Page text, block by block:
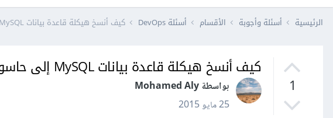
الرئيسية أسئلة وأجوبة الأقسام أسئلة DevOps كيف أنسخ هيكلة قاعدة بيانات MySQL إلى حاسوبي الشخصي؟
1
كيف أنسخ هيكلة قاعدة بيانات MySQL إلى حاسوبي الشخصي؟
بواسطة Mohamed Aly
25 مايو 2015